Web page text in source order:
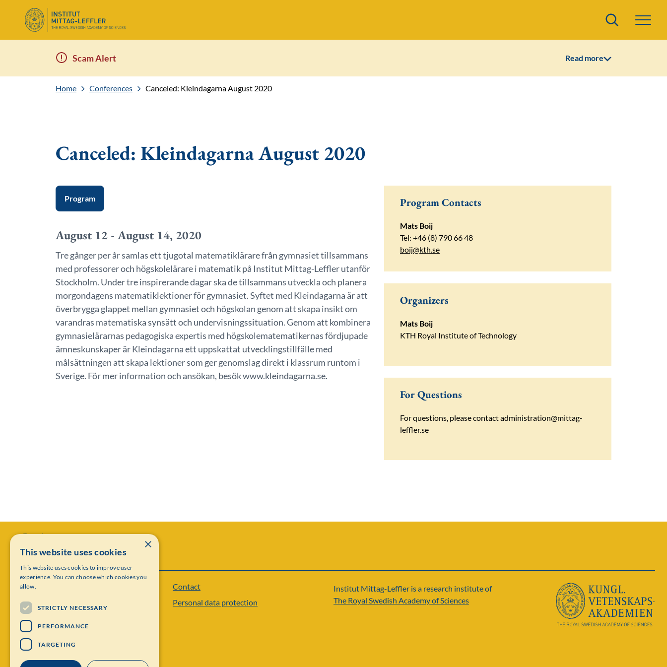
Search
Scam Alert Read more
Home Conferences Canceled: Kleindagarna August 2020
Canceled: Kleindagarna August 2020
Program
August 12 - August 14, 2020
Tre gånger per år samlas ett tjugotal matematiklärare från gymnasiet tillsammans
med professorer och högskolelärare i matematik på Institut Mittag-Leffler utanför
Stockholm. Under tre inspirerande dagar ska de tillsammans utveckla och planera
morgondagens matematiklektioner för gymnasiet. Syftet med Kleindagarna är att
överbrygga glappet mellan gymnasiet och högskolan genom att skapa insikt om
varandras matematiska synsätt och undervisningssituation. Genom att kombinera
gymnasielärarnas pedagogiska expertis med högskolematematikernas fördjupade
ämneskunskaper är Kleindagarna ett uppskattat utvecklingstillfälle med
målsättningen att skapa lektioner som ger genomslag direkt i klassrum runtom i
Sverige. För mer information och ansökan, besök www.kleindagarna.se.
Program Contacts
Mats Boij
Tel: +46 (8) 790 66 48
boij@kth.se
Organizers
Mats Boij
KTH Royal Institute of Technology
For Questions
Forquestions, pleasecontactadministration@mittag-
leffler.se
Institut Mittag-Leffler
Visiting address: Auravägen 17, SE-182 60,
Djursholm, Sweden
Phone: +46 8 622 05 60
Email: administration@mittag-leffler.se
Contact
Personal data protection
Institut Mittag-Leffler is a research institute of
The Royal Swedish Academy of Sciences
×
This website uses cookies
This website uses cookies to improve user
experience. You can choose which cookies you
allow.
STRICTLY NECESSARY
PERFORMANCE
TARGETING